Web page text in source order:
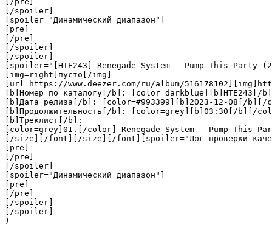
[/spoiler]
[spoiler="Динамический диапазон"]
[pre]
[/pre]
[/spoiler]
[/spoiler]
[spoiler="[HTE243] Renegade System - Pump This Party
[img=right]пусто[/img]
[url=https://www.deezer.com/ru/album/
[b]Номер по каталогу[/b]: [color=darkblue][b]HTE243[/
[b]Дата релиза[/b]: [color=#993399][b]2023-12-08[/b][/
[b]Продолжительность[/b]: [color=grey][b]03:30[/b][/
[b]Треклист[/b]:
[color=grey]01.[/color] Renegade System - Pump This
[/size][/font][/size][/font][spoiler="Лог проверки
[pre]
[/pre]
[/spoiler]
[spoiler="Динамический диапазон"]
[pre]
[/pre]
[/spoiler]
[/spoiler]
)